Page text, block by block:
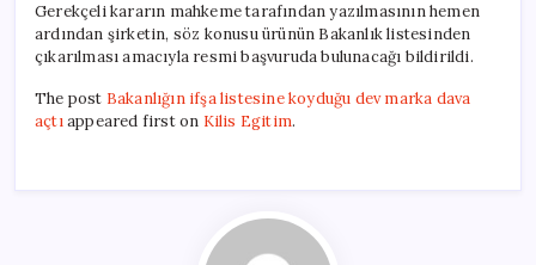
Gerekçeli kararın mahkeme tarafından yazılmasının hemen
ardından şirketin, söz konusu ürünün Bakanlık listesinden
çıkarılması amacıyla resmi başvuruda bulunacağı bildirildi.
The post Bakanlığın ifşa listesine koyduğu dev marka dava
açtıappeared first on Kilis Egitim.